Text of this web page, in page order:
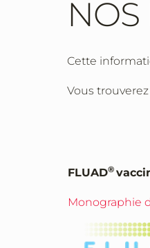
Cette
Vous
FLUAD®
Monographie